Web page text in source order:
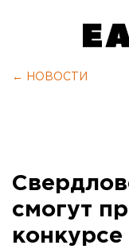
← НОВОСТИ
смогут
конкурсе